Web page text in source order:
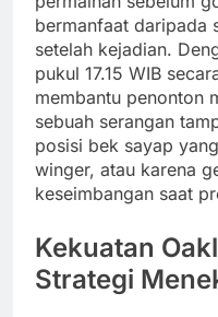
bermanfaat daripada
setelah kejadian.
pukul 17.15 WIB
membantu penonton
sebuah serangan
posisi bek sayap
winger, atau karena
keseimbangan saat
Kekuatan
Strategi